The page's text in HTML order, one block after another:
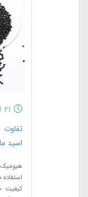
21 اسفند 1403
اسید
کیفیت